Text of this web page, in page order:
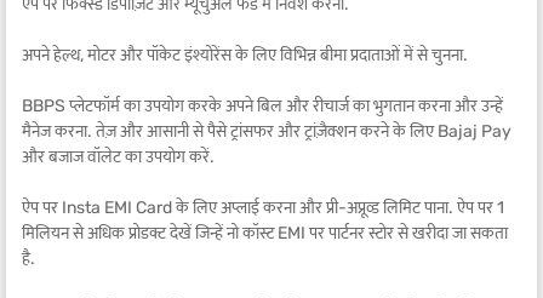
ऐप पर फिक्स्ड डिपॉज़िट और म्यूचुअल फंड में निवेश करना.
अपने हेल्थ, मोटर और पॉकेट इंश्योरेंस के लिए विभिन्न बीमा प्रदाताओं में से चुनना.
BBPS प्लेटफॉर्म का उपयोग करके अपने बिल और रीचार्ज का भुगतान करना और उन्हें
मैनेज करना. तेज़ और आसानी से पैसे ट्रांसफर और ट्रांज़ैक्शन करने के लिए Bajaj Pay
और बजाज वॉलेट का उपयोग करें.
ऐप पर Insta EMI Card के लिए अप्लाई करना और प्री-अप्रूव्ड लिमिट पाना. ऐप पर 1
मिलियन से अधिक प्रोडक्ट देखें जिन्हें नो कॉस्ट EMI पर पार्टनर स्टोर से खरीदा जा सकता
है.